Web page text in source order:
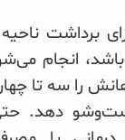
برداشت
انجام
را سه تا
دهد.